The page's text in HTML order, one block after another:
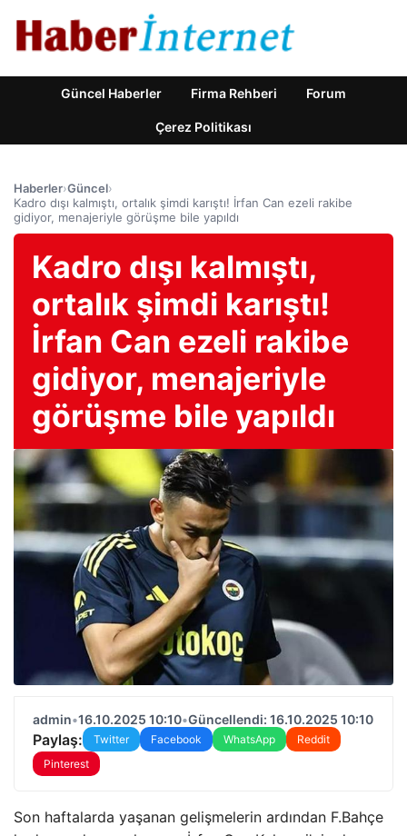
Güncel Haberler Firma Rehberi Forum
Çerez Politikası
Haberler›Güncel›
Kadro dışı kalmıştı, ortalık şimdi karıştı! İrfan Can ezeli rakibe
gidiyor, menajeriyle görüşme bile yapıldı
Kadro dışı kalmıştı,
ortalık şimdi karıştı!
İrfan Can ezeli rakibe
gidiyor, menajeriyle
görüşme bile yapıldı
admin•16.10.2025 10:10•Güncellendi: 16.10.2025 10:10
Paylaş: Twitter Facebook WhatsApp
Reddit
Pinterest
Son haftalarda yaşanan gelişmelerin ardından F.Bahçe